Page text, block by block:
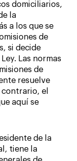
domiciliarios,
la
a los que se
de
si decide
Las normas
de
resuelve
el
aquí se
de la
tiene la